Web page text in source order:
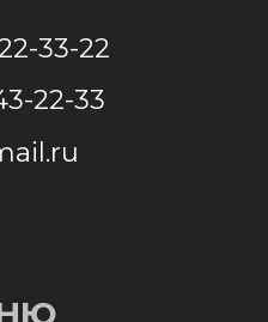
на